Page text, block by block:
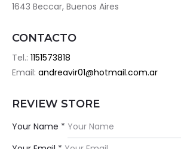
1643 Beccar, Buenos Aires
CONTACTO
Tel.: 1151573818
Email: andreavir01@hotmail.com.ar
REVIEW STORE
Your Name *